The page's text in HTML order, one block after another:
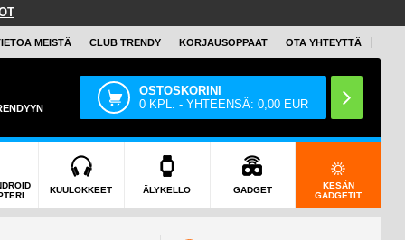
MEISTÄ CLUB TRENDY KORJAUSOPPAAT OTA YHTEYTTÄ
OSTOSKORINI
0 KPL. - YHTEENSÄ:0,00 EUR
KUULOKKEET ÄLYKELLO GADGET
KESÄN
GADGETIT